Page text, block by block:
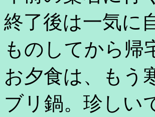
終了後は一気に
ものしてから帰
お夕食は、もう
ブリ鍋。珍しい